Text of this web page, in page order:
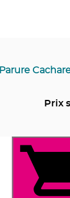
Parure
Prix